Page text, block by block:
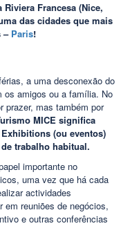
Francesa (Nice,
das cidades que mais
– Paris!
a uma desconexão do
os amigos ou a família. No
prazer, mas também por
MICE significa
(ou eventos)
trabalho habitual.
importante no
uma vez que há cada
actividades
em reuniões de negócios,
e outras conferências